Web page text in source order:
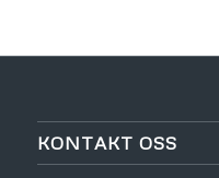
KONTAKT OSS